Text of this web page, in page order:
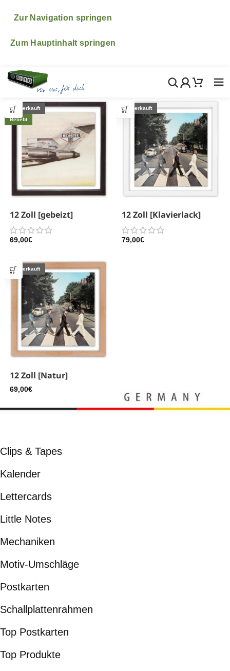
Zur Navigation springen
Zum Hauptinhalt springen
Urlaub sind. ♥ ♥ ♥ Natürlich freuen wir uns wenn du
kümmern uns dann ganz fix nach unserer Rückkehr um
Clips & Tapes
Kalender
Lettercards
Little Notes
Mechaniken
Motiv-Umschläge
Postkarten
Schallplattenrahmen
Top Postkarten
Top Produkte
Ausverkauft
Beliebt
12 Zoll [gebeizt]
69,00€
Ausverkauft
12 Zoll [Klavierlack]
79,00€
Ausverkauft
12 Zoll [Natur]
69,00€